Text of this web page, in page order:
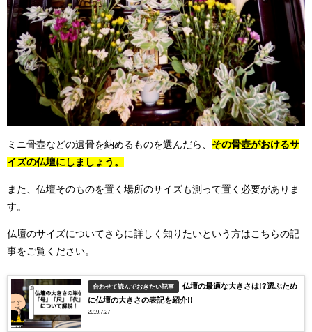
ミニ骨壺などの遺骨を納めるものを選んだら、 その骨壺がおけるサ
イズの仏壇にしましょう。
また、仏壇そのものを置く場所のサイズも測って置く必要がありま
す。
仏壇のサイズについてさらに詳しく知りたいという方はこちらの記
事をご覧ください。
合わせて読んでおきたい記事
仏壇の最適な大きさは!?選ぶため
に仏壇の大きさの表記を紹介!!
2019.7.27